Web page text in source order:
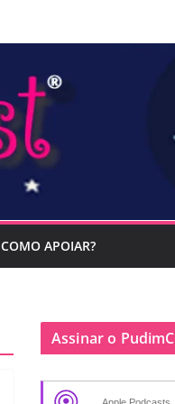
COMO APOIAR?
Assinar o